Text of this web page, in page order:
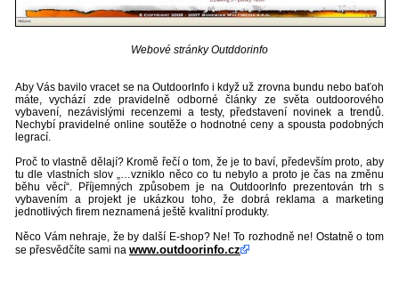
Webové stránky Outddorinfo
Aby Vás bavilo vracet se na OutdoorInfo i když už zrovna bundu nebo baťoh
máte, vychází zde pravidelně odborné články ze světa outdoorového
vybavení, nezávislými recenzemi a testy, představení novinek a trendů.
Nechybí pravidelné online soutěže o hodnotné ceny a spousta podobných
legrací.
Proč to vlastně dělají? Kromě řečí o tom, že je to baví, především proto, aby
tu dle vlastních slov „…vzniklo něco co tu nebylo a proto je čas na změnu
běhu věcí“. Příjemných způsobem je na OutdoorInfo prezentován trh s
vybavením a projekt je ukázkou toho, že dobrá reklama a marketing
jednotlivých firem neznamená ještě kvalitní produkty.
Něco Vám nehraje, že by další E-shop? Ne! To rozhodně ne! Ostatně o tom
se přesvědčíte sami na www.outdoorinfo.cz